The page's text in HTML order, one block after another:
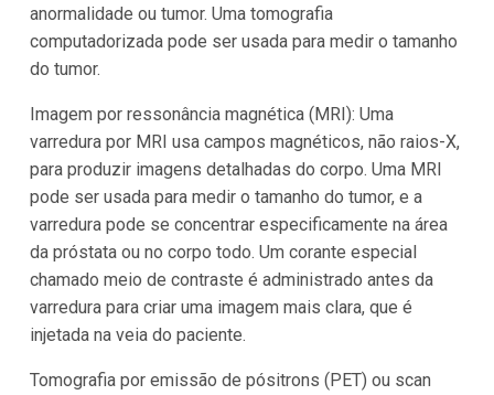
anormalidade ou tumor. Uma tomografia
computadorizada pode ser usada para medir o tamanho
do tumor.
Imagem por ressonância magnética (MRI): Uma
varredura por MRI usa campos magnéticos, não raios-X,
para produzir imagens detalhadas do corpo. Uma MRI
pode ser usada para medir o tamanho do tumor, e a
varredura pode se concentrar especificamente na área
da próstata ou no corpo todo. Um corante especial
chamado meio de contraste é administrado antes da
varredura para criar uma imagem mais clara, que é
injetada na veia do paciente.
Tomografia por emissão de pósitrons (PET) ou scan